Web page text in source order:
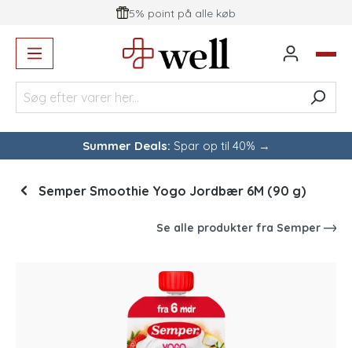
5% point på alle køb
Summer Deals: Spar op til 40% →
Semper Smoothie Yogo Jordbær 6M (90 g)
Se alle produkter fra Semper